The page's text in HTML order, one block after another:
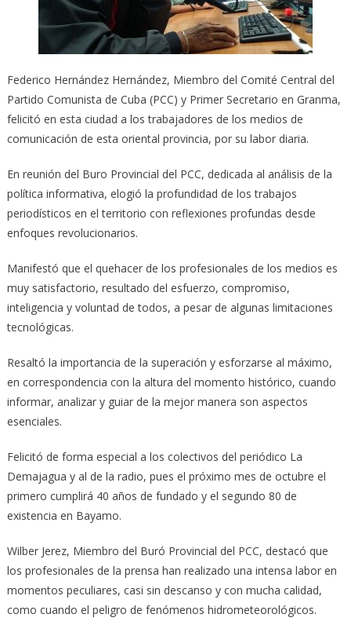
Federico Hernández Hernández, Miembro del Comité Central del
Partido Comunista de Cuba (PCC) y Primer Secretario en Granma,
felicitó en esta ciudad a los trabajadores de los medios de
comunicación de esta oriental provincia, por su labor diaria.
En reunión del Buro Provincial del PCC, dedicada al análisis de la
política informativa, elogió la profundidad de los trabajos
periodísticos en el territorio con reflexiones profundas desde
enfoques revolucionarios.
Manifestó que el quehacer de los profesionales de los medios es
muy satisfactorio, resultado del esfuerzo, compromiso,
inteligencia y voluntad de todos, a pesar de algunas limitaciones
tecnológicas.
Resaltó la importancia de la superación y esforzarse al máximo,
en correspondencia con la altura del momento histórico, cuando
informar, analizar y guiar de la mejor manera son aspectos
esenciales.
Felicitó de forma especial a los colectivos del periódico La
Demajagua y al de la radio, pues el próximo mes de octubre el
primero cumplirá 40 años de fundado y el segundo 80 de
existencia en Bayamo.
Wilber Jerez, Miembro del Buró Provincial del PCC, destacó que
los profesionales de la prensa han realizado una intensa labor en
momentos peculiares, casi sin descanso y con mucha calidad,
como cuando el peligro de fenómenos hidrometeorológicos.